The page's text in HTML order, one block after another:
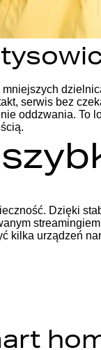
serwis bez
oddzwania. To
Dzięki
kilka urządzeń